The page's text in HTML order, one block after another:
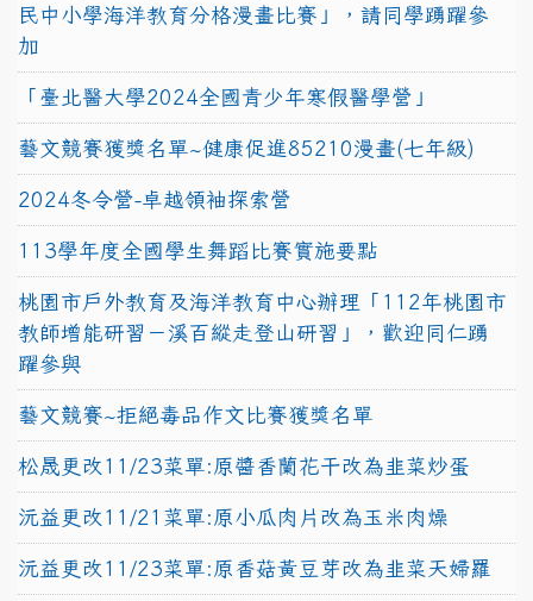
民中小學海洋教育分格漫畫比賽」，請同學踴躍參
加
「臺北醫大學2024全國青少年寒假醫學營」
藝文競賽獲獎名單~健康促進85210漫畫(七年級)
2024冬令營-卓越領袖探索營
113學年度全國學生舞蹈比賽實施要點
桃園市戶外教育及海洋教育中心辦理「112年桃園市
教師增能研習－溪百縱走登山研習」，歡迎同仁踴
躍參與
藝文競賽~拒絕毒品作文比賽獲獎名單
松晟更改11/23菜單:原醬香蘭花干改為韭菜炒蛋
沅益更改11/21菜單:原小瓜肉片改為玉米肉燥
沅益更改11/23菜單:原香菇黃豆芽改為韭菜天婦羅